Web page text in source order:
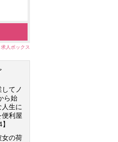
人ボックス
てノ
ら始
人生に
便利屋
女の荷